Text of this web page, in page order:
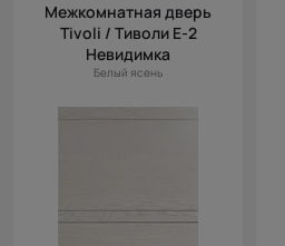
Межкомнатная дверь
Tivoli / Тиволи Е-2
Невидимка
Белый ясень